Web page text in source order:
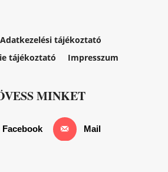
Adatkezelési tájékoztató
tájékoztató
Impresszum
MINKET
Facebook Mail